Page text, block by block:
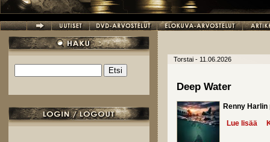
Hakulomake
Torstai - 11.06.2026
Deep Water
Renny Harlin
Lue lisää